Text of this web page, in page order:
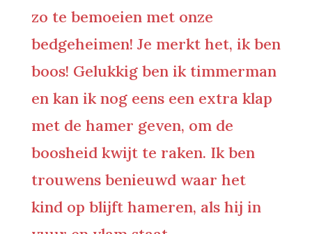
zo te bemoeien met onze
bedgeheimen! Je merkt het, ik ben
boos! Gelukkig ben ik timmerman
en kan ik nog eens een extra klap
met de hamer geven, om de
boosheid kwijt te raken. Ik ben
trouwens benieuwd waar het
kind op blijft hameren, als hij in